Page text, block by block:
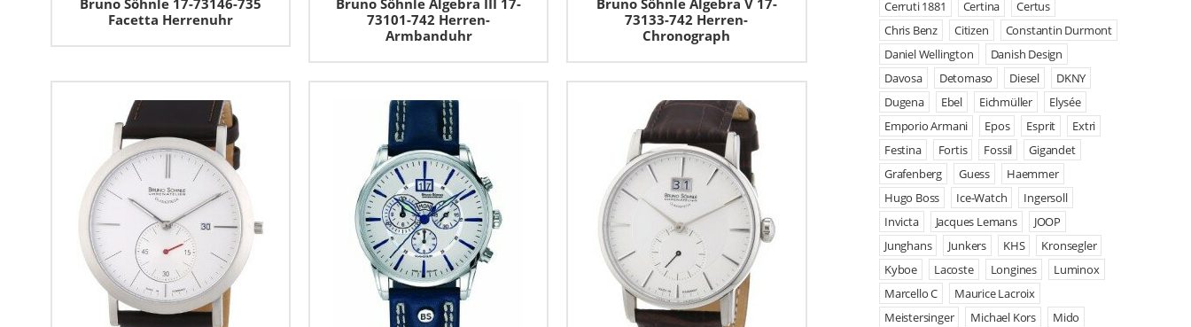
Bruno Söhnle 17-73146-735
Facetta Herrenuhr
Bruno Söhnle Algebra III 17-
73101-742 Herren-
Armbanduhr
Bruno Söhnle Algebra V 17-
73133-742 Herren-
Chronograph
Cerruti 1881
Certina
Certus
Chris Benz
Citizen
Constantin Durmont
Daniel Wellington
Danish Design
Davosa
Detomaso Diesel
DKNY
Dugena
Ebel Eichmüller
Elysée
Emporio Armani
Epos Esprit
Extri
Festina
Fortis Fossil
Gigandet
Grafenberg
Guess
Haemmer
Hugo Boss
Ice-Watch
Ingersoll
Invicta
Jacques Lemans
JOOP
Junghans
Junkers KHS
Kronsegler
Kyboe
Lacoste Longines
Luminox
Marcello C
Maurice Lacroix
Meistersinger
Michael Kors
Mido